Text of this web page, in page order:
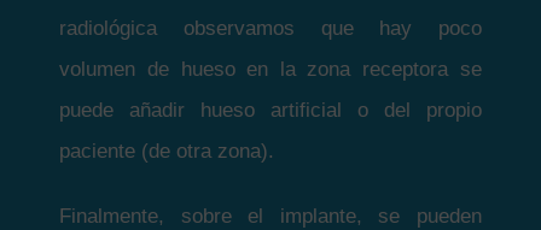
radiológica observamos que hay poco
volumen de hueso en la zona receptora se
puede añadir hueso artificial o del propio
paciente (de otra zona).
Finalmente, sobre el implante, se pueden